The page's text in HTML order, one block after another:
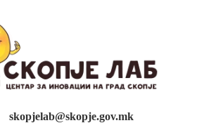
skopjelab@skopje.gov.mk